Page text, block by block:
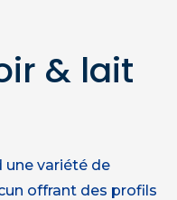
& lait
variété de
offrant des profils